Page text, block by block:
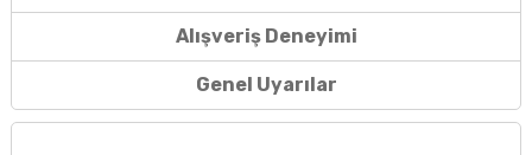
Alışveriş Deneyimi
Genel Uyarılar